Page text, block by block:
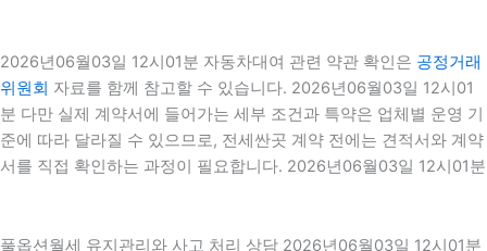
2026년06월03일 12시01분 자동차대여 관련 약관 확인은 공정거래
위원회 자료를 함께 참고할 수 있습니다. 2026년06월03일 12시01
분 다만 실제 계약서에 들어가는 세부 조건과 특약은 업체별 운영 기
준에 따라 달라질 수 있으므로, 전세싼곳 계약 전에는 견적서와 계약
서를 직접 확인하는 과정이 필요합니다. 2026년06월03일 12시01분
풀옵션월세 유지관리와 사고 처리 상담 2026년06월03일 12시01분